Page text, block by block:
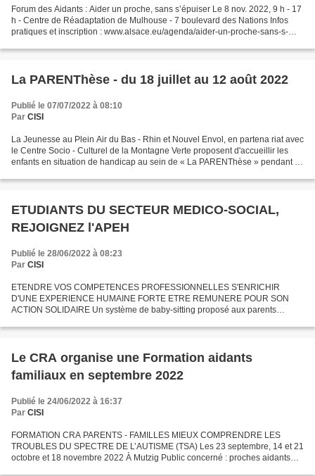
Forum des Aidants : Aider un proche, sans s’épuiser Le 8 nov. 2022, 9 h - 17
h - Centre de Réadaptation de Mulhouse - 7 boulevard des Nations Infos
pratiques et inscription : www.alsace.eu/agenda/aider-un-proche-sans-s-
La PARENThèse - du 18 juillet au 12 août 2022
Publié le 07/07/2022 à 08:10
Par CISI
La Jeunesse au Plein Air du Bas - Rhin et Nouvel Envol, en partena riat avec
le Centre Socio - Culturel de la Montagne Verte proposent d'accueillir les
enfants en situation de handicap au sein de « La PARENThèse » pendant 4
ETUDIANTS DU SECTEUR MEDICO-SOCIAL,
REJOIGNEZ l'APEH
Publié le 28/06/2022 à 08:23
Par CISI
ETENDRE VOS COMPETENCES PROFESSIONNELLES S'ENRICHIR
D'UNE EXPERIENCE HUMAINE FORTE ETRE REMUNERE POUR SON
ACTION SOLIDAIRE Un système de baby-sitting proposé aux parents
respirsitting@gmail.com...
Le CRA organise une Formation aidants
familiaux en septembre 2022
Publié le 24/06/2022 à 16:37
Par CISI
FORMATION CRA PARENTS - FAMILLES MIEUX COMPRENDRE LES
TROUBLES DU SPECTRE DE L’AUTISME (TSA) Les 23 septembre, 14 et 21
octobre et 18 novembre 2022 À Mutzig Public concerné : proches aidants